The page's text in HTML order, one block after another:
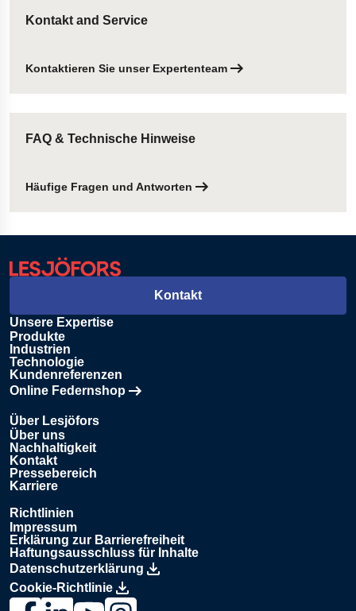
Kontakt and Service
Kontaktieren Sie unser Expertenteam
FAQ & Technische Hinweise
Häufige Fragen und Antworten
Unsere Expertise
Produkte
Industrien
Technologie
Kundenreferenzen
Online Federnshop
Öffnet in einem neuen Tab
Über Lesjöfors
Über uns
Nachhaltigkeit
Kontakt
Pressebereich
Karriere
Richtlinien
Impressum
Erklärung zur Barrierefreiheit
Haftungsausschluss für Inhalte
Datenschutzerklärung
Cookie-Richtlinie
Kontakt
Link zur Lesjöfors-Seite auf Facebook., Opens in a new
Link zur Lesjöfors-Seite auf LinkedIn., Opens in a new
Link zum Lesjöfors-Kanal auf YouTube., Opens
Link zur Lesjöfors-Seite auf Instagram.,